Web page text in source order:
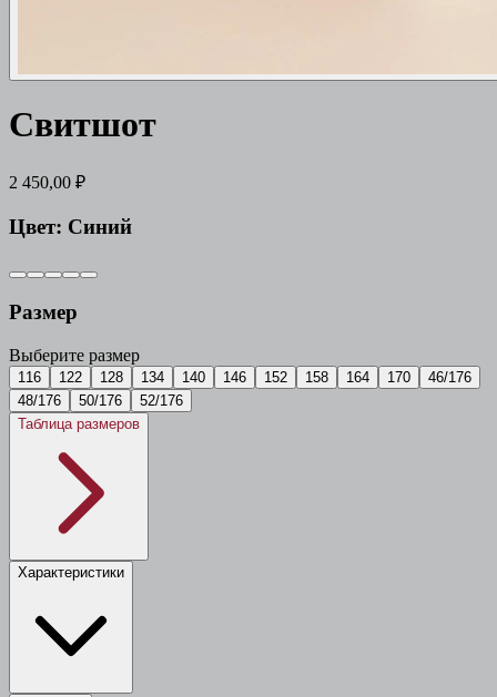
Свитшот
2 450,00 ₽
Цвет: Синий
Размер
Выберите размер
116 122 128 134 140 146 152 158 164 170
46/176
48/176
50/176
52/176
Таблица размеров
Характеристики